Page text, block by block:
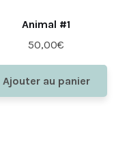
Animal #1
50,00€
Ajouter au panier